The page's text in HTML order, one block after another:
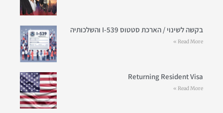
בקשה לשינוי / הארכת סטטוס I-539 והשלכותיה
Read More »
Returning Resident Visa
Read More »